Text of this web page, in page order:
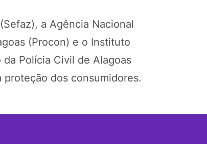
a Agência Nacional
(Procon) e o Instituto
Polícia Civil de Alagoas
dos consumidores.